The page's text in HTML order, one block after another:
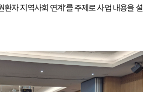
환자 지역사회 연계’를 주제로 사업 내용을 설